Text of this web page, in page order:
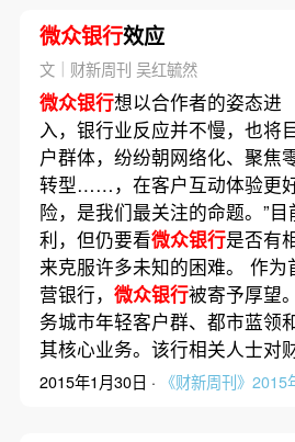
微众银行效应
文｜财新周刊 吴红毓然
微众银行想以合作者的姿态进
入，银行业反应并不慢，也将
户群体，纷纷朝网络化、聚焦
转型……，在客户互动体验更
险，是我们最关注的命题。”
利，但仍要看微众银行是否有
来克服许多未知的困难。 作为
营银行， 微众银行被寄予厚望。
务城市年轻客户群、都市蓝领
其核心业务。该行相关人士
2015年1月30日 · 《财新周刊》2015